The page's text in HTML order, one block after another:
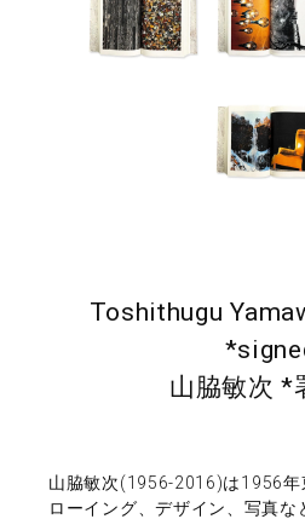
Toshithugu
山脇敏次 *
山脇敏次(1956-2016)は1956年
ローイング、デザイン、写真な